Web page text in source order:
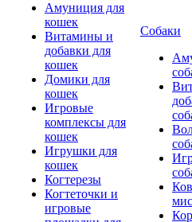
Амуниция для
кошек
Витамины и
добавки для
кошек
Домики для
кошек
Игровые
комплексы для
кошек
Игрушки для
кошек
Когтерезы
Когтеточки и
игровые
Собаки